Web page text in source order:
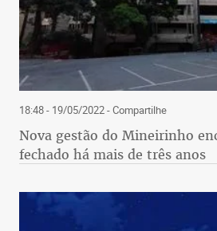
18:48 - 19/05/2022- Compartilhe
Nova gestão do Mineirinho
fechado há mais de três anos